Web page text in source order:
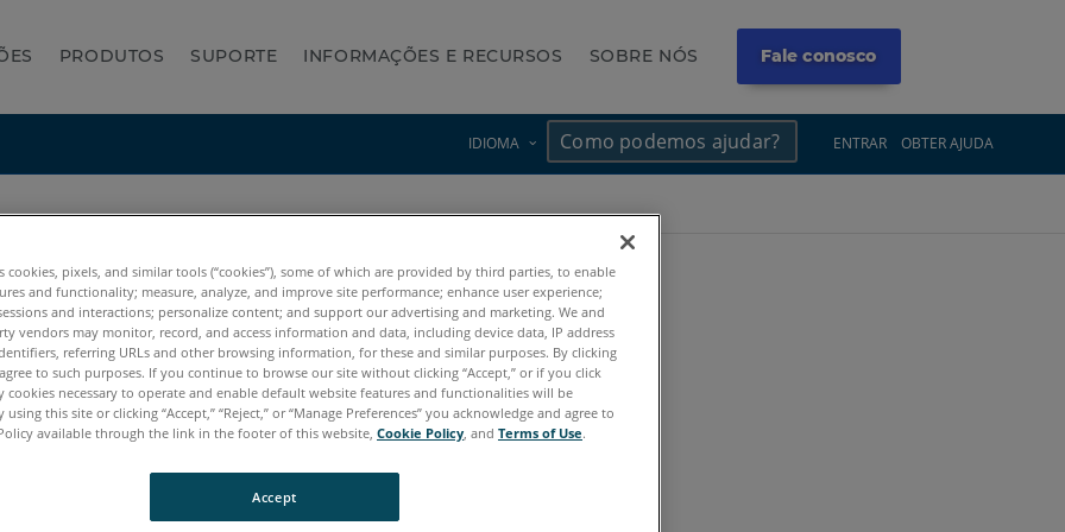
PRODUTOS SUPORTE INFORMAÇÕES E RECURSOS SOBRE NÓS Fale conosco
IDIOMA ENTRAR OBTER AJUDA
FARO Essencial
cookies, pixels, and similar tools (“cookies”), some of which are provided by third parties, to enable
and functionality; measure, analyze, and improve site performance; enhance user experience;
and interactions; personalize content; and support our advertising and marketing. We and
vendors may monitor, record, and access information and data, including device data, IP address
referring URLs and other browsing information, for these and similar purposes. By clicking
to such purposes. If you continue to browse our site without clicking “Accept,” or if you click
cookies necessary to operate and enable default website features and functionalities will be
using this site or clicking “Accept,” “Reject,” or “Manage Preferences” you acknowledge and agree to
available through the link in the footer of this website, Cookie Policy , and Terms of Use.
Accept